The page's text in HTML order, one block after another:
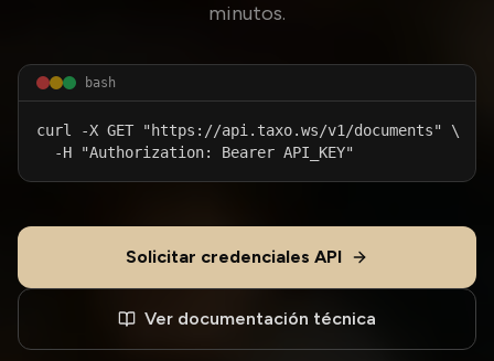
minutos.
bash
curl -X GET "https://api.taxo.ws/v1/documents" \
  -H "Authorization: Bearer API_KEY"
Solicitar credenciales API
Ver documentación técnica